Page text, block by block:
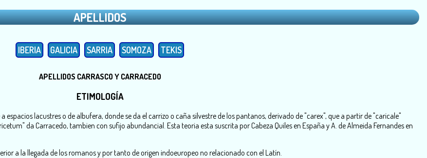
APELLIDOS
IBERIA GALICIA SARRIA SOMOZA TEKIS
APELLIDOS CARRASCO Y CARRACEDO
ETIMOLOGÍA
lacustres o de albufera, donde se da el carrizo o caña silvestre de los pantanos, derivado de "carex", que a partir de "caricale"
da Carracedo, tambien con sufijo abundancial. Esta teoria esta suscrita por Cabeza Quiles en España y A. de Almeida Fernandes en
a la llegada de los romanos y por tanto de origen indoeuropeo no relacionado con el Latín.